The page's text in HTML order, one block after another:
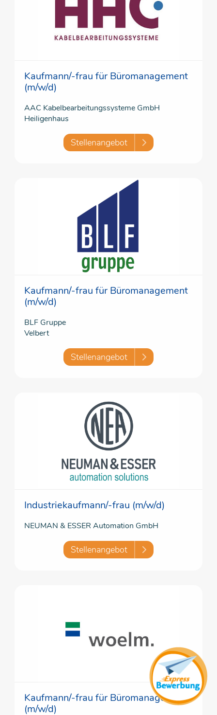
Kaufmann/-frau für Büromanagement
(m/w/d)
AAC Kabelbearbeitungssysteme GmbH
Heiligenhaus
Stellenangebot
Kaufmann/-frau für Büromanagement
(m/w/d)
BLF Gruppe
Velbert
Stellenangebot
Industriekaufmann/-frau (m/w/d)
NEUMAN & ESSER Automation GmbH
Stellenangebot
Kaufmann/-frau für Büromanagement
(m/w/d)